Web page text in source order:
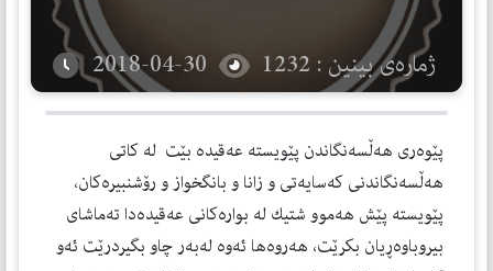
ژمارەی بینین : 1232 2018-04-30
پێوه‌ری هه‌ڵسه‌نگاندن پێویسته‌ عه‌قیده‌ بێت له‌ كاتی
هه‌ڵسه‌نگاندنی كه‌سایه‌تی و زانا و بانگخواز و رۆشنبیره‌كان،
پێویسته‌ پێش هه‌موو شتیك له‌ بواره‌كانی عه‌قیده‌دا ته‌ماشای
بیروباوه‌ڕیان بكرێت، هه‌روه‌ها ئه‌وه‌ له‌به‌ر چاو بگیردرێت ئه‌و